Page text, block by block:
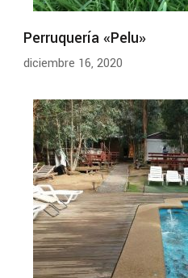
Perruquería «Pelu»
diciembre 16, 2020